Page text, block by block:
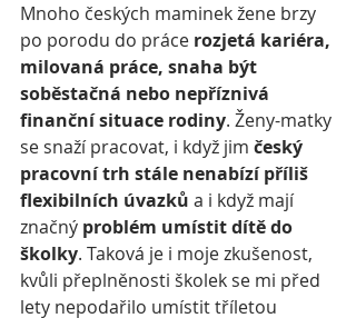
Mnoho českých maminek žene brzy
po porodu do práce rozjetá kariéra,
milovaná práce, snaha být
soběstačná nebo nepříznivá
finanční situace rodiny. Ženy-matky
se snaží pracovat, i když jim český
pracovní trh stále nenabízí příliš
flexibilních úvazků a i když mají
značný problém umístit dítě do
školky. Taková je i moje zkušenost,
kvůli přeplněnosti školek se mi před
lety nepodařilo umístit tříletou